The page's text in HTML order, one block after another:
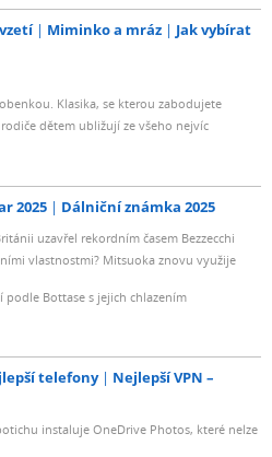
Miminko a mráz
Jak vybírat
Klasika, se kterou zabodujete
dětem ubližují ze všeho nejvíc
2025 Dálniční známka 2025
uzavřel rekordním časem Bezzecchi
vlastnostmi? Mitsuoka znovu využije
podle Bottase s jejich chlazením
telefony
Nejlepší VPN –
instaluje OneDrive Photos, které nelze